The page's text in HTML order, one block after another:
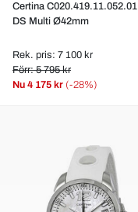
Certina C020.419.11.052.01
DS Multi Ø42mm
Rek. pris: 7 100 kr
Förr: 5 795 kr
Nu 4 175 kr (-28%)